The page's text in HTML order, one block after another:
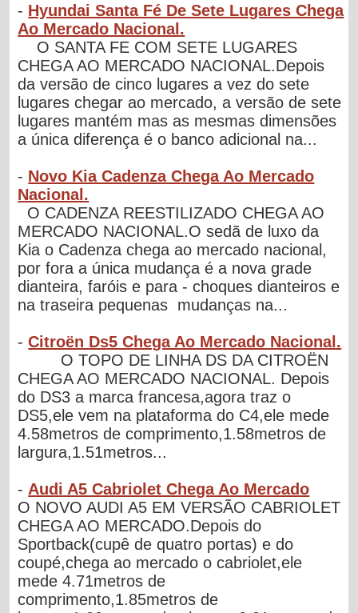
- Hyundai Santa Fé De Sete Lugares Chega
Ao Mercado Nacional.
O SANTA FE COM SETE LUGARES
CHEGA AO MERCADO NACIONAL.Depois
da versão de cinco lugares a vez do sete
lugares chegar ao mercado, a versão de sete
lugares mantém mas as mesmas dimensões
a única diferença é o banco adicional na...
- Novo Kia Cadenza Chega Ao Mercado
Nacional.
O CADENZA REESTILIZADO CHEGA AO
MERCADO NACIONAL.O sedã de luxo da
Kia o Cadenza chega ao mercado nacional,
por fora a única mudança é a nova grade
dianteira, faróis e para - choques dianteiros e
na traseira pequenas mudanças na...
-Citroën Ds5 Chega Ao Mercado Nacional.
O TOPO DE LINHA DS DA CITROËN
CHEGA AO MERCADO NACIONAL. Depois
do DS3 a marca francesa,agora traz o
DS5,ele vem na plataforma do C4,ele mede
4.58metros de comprimento,1.58metros de
largura,1.51metros...
- Audi A5 Cabriolet Chega Ao Mercado
O NOVO AUDI A5 EM VERSÃO CABRIOLET
CHEGA AO MERCADO.Depois do
Sportback(cupê de quatro portas) e do
coupé,chega ao mercado o cabriolet,ele
mede 4.71metros de
comprimento,1.85metros de